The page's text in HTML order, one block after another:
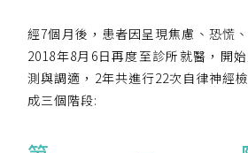
經7個月後，患者因呈現焦慮、恐慌
2018年8月6日再度至診所就醫，開
測與調適，2年共進行22次自律神經
成三個階段:
會審核通過後即通知您進行繳費
——
【會費】
個人會員: